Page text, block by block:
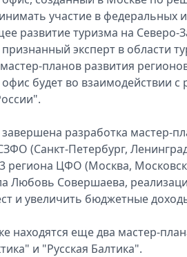
участие в федеральных
развитие туризма на Северо-
признанный эксперт в области
планов развития
будет во взаимодействии
разработка мастер-
(Санкт-Петербург,
региона ЦФО (Москва,
Любовь Совершаева,
и увеличить бюджетные
находятся еще два мастер-
и "Русская Балтика".